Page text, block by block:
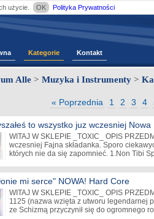
użycie. OK Polityka Prywatności
Kategorie Kontakt
Alle > Muzyka i Instrumenty >
« Poprzednia 1 2 3 4
to wszystko juz wczesniej Nowa
WITAJ W SKLEPIE _TOXIC_ OPIS
wczesniej Fajna składanka. Sporo
których nie da się zapomnieć. 1.Non Tibi
mi serce" NOWA! Hard Core
WITAJ W SKLEPIE _TOXIC_ OPIS
1125 (nazwa wzięta z utworu legendarnej
ze Schizmą przyczynił się do ogromnego